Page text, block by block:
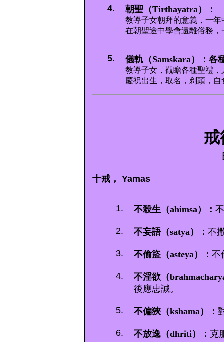
4. 朝聖（Tirthayatra）：
教導子女朝拜的意義，一
在朝聖途中學會遠離俗務
5. 儀軌（Samskara）：各
教導子女，觀瞻各種聖禮
慶祝出生，取名，剃頭，
戒
十戒， Yamas
1. 不殺生（ahimsa）：
2. 不妄語（satya）： 不
3. 不偷盜（asteya）： 不
4.
不淫欲（
後應忠誠。
5. 不偏狹（kshama）：
6. 不放逸（dhriti）： 克